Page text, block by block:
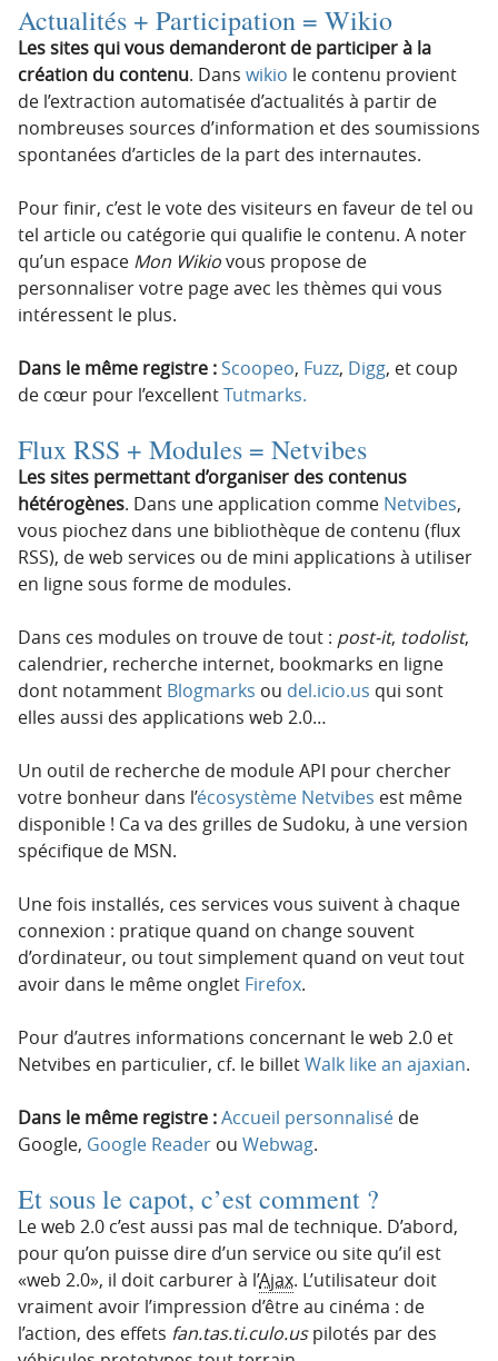
Actualités + Participation = Wikio
Les sites qui vous demanderont de participer à la
création du contenu. Dans wikio le contenu provient
de l’extraction automatisée d’actualités à partir de
nombreuses sources d’information et des soumissions
spontanées d’articles de la part des internautes.
Pour finir, c’est le vote des visiteurs en faveur de tel ou
tel article ou catégorie qui qualifie le contenu. A noter
qu’un espace Mon Wikiovous propose de
personnaliser votre page avec les thèmes qui vous
intéressent le plus.
Dans le même registre : Scoopeo, Fuzz, Digg, et coup
de cœur pour l’excellentTutmarks.
Flux RSS + Modules = Netvibes
Les sites permettant d’organiser des contenus
hétérogènes. Dans une application comme Netvibes,
vous piochez dans une bibliothèque de contenu (flux
RSS), de web services ou de mini applications à utiliser
en ligne sous forme de modules.
Dans ces modules on trouve de tout : post-it, todolist,
calendrier, recherche internet, bookmarks en ligne
dont notamment Blogmarks ou del.icio.us qui sont
elles aussi des applications web 2.0…
Un outil de recherche de module API pour chercher
votre bonheur dans l’écosystème Netvibes est même
disponible ! Ca va des grilles de Sudoku, à une version
spécifique de MSN.
Une fois installés, ces services vous suivent à chaque
connexion : pratique quand on change souvent
d’ordinateur, ou tout simplement quand on veut tout
avoir dans le même onglet Firefox.
Pour d’autres informations concernant le web 2.0 et
Netvibes en particulier, cf. le billetWalk like an ajaxian.
Dans le même registre :Accueil personnalisé de
Google, Google Reader ou Webwag.
Et sous le capot, c’est comment ?
Le web 2.0 c’est aussi pas mal de technique. D’abord,
pour qu’on puisse dire d’un service ou site qu’il est
«web 2.0», il doit carburer à l’Ajax. L’utilisateur doit
vraiment avoir l’impression d’être au cinéma : de
l’action, des effets fan.tas.ti.culo.uspilotés par des